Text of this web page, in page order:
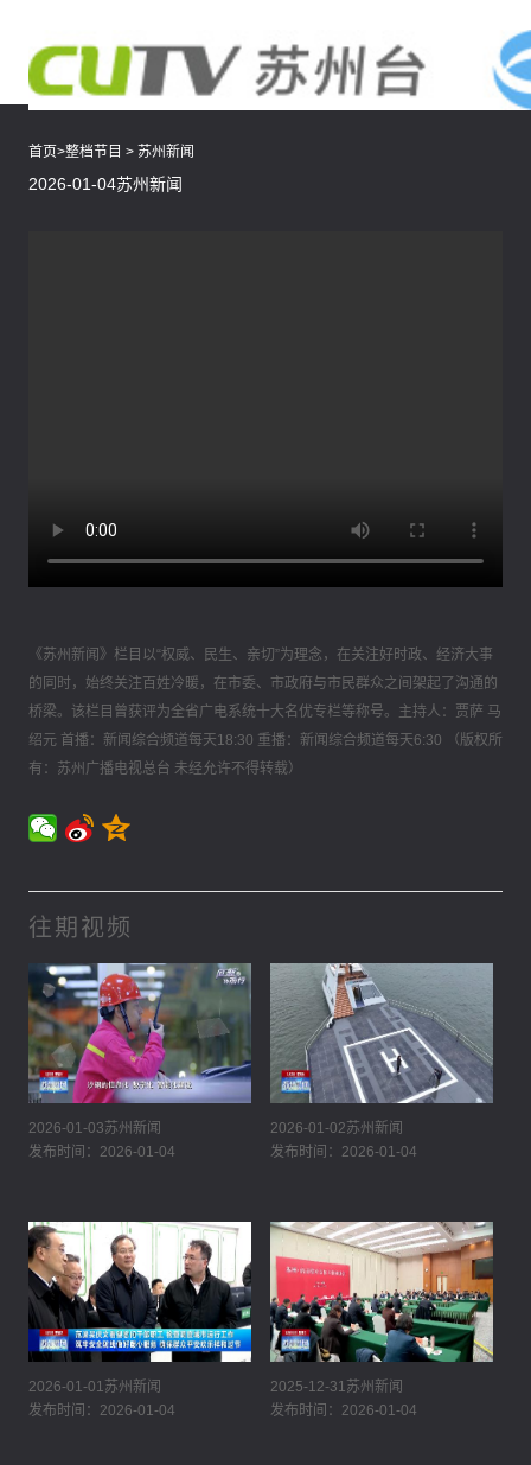
首页>整档节目 > 苏州新闻
2026-01-04苏州新闻
《苏州新闻》栏目以“权威、民生、亲切”为理念，在关注好时政、经济大事
的同时，始终关注百姓冷暖，在市委、市政府与市民群众之间架起了沟通的
桥梁。该栏目曾获评为全省广电系统十大名优专栏等称号。主持人：贾萨 马
绍元 首播：新闻综合频道每天18:30 重播：新闻综合频道每天6:30 （版权所
有：苏州广播电视总台 未经允许不得转载）
往期视频
2026-01-03苏州新闻
发布时间：2026-01-04
2026-01-02苏州新闻
发布时间：2026-01-04
2026-01-01苏州新闻
发布时间：2026-01-04
2025-12-31苏州新闻
发布时间：2026-01-04